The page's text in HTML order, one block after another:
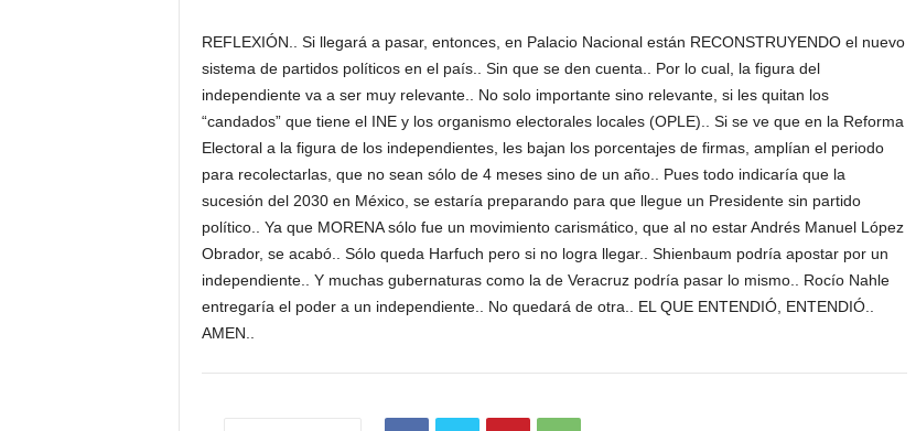
REFLEXIÓN.. Si llegará a pasar, entonces, en Palacio Nacional están RECONSTRUYENDO el nuevo
sistema de partidos políticos en el país.. Sin que se den cuenta.. Por lo cual, la figura del
independiente va a ser muy relevante.. No solo importante sino relevante, si les quitan los
“candados” que tiene el INE y los organismo electorales locales (OPLE).. Si se ve que en la Reforma
Electoral a la figura de los independientes, les bajan los porcentajes de firmas, amplían el periodo
para recolectarlas, que no sean sólo de 4 meses sino de un año.. Pues todo indicaría que la
sucesión del 2030 en México, se estaría preparando para que llegue un Presidente sin partido
político.. Ya que MORENA sólo fue un movimiento carismático, que al no estar Andrés Manuel López
Obrador, se acabó.. Sólo queda Harfuch pero si no logra llegar.. Shienbaum podría apostar por un
independiente.. Y muchas gubernaturas como la de Veracruz podría pasar lo mismo.. Rocío Nahle
entregaría el poder a un independiente.. No quedará de otra.. EL QUE ENTENDIÓ, ENTENDIÓ..
AMEN..